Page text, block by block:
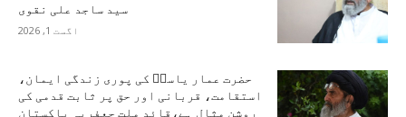
سید ساجد علی نقوی
اگست 1, 2026
حضرت عمار یاسرؑ کی پوری زندگی ایمان،
استقامت، قربانی اور حق پر ثابت قدمی کی
روشن مثال ہے،قائد ملت جعفریہ پاکستان